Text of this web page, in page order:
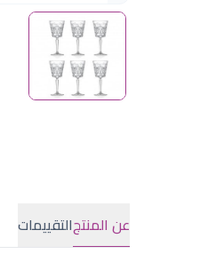
عن المنتجالتقييمات